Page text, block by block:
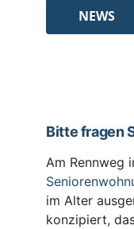
NEWS
Bitte fragen
Am Rennweg
im Alter
konzipiert,